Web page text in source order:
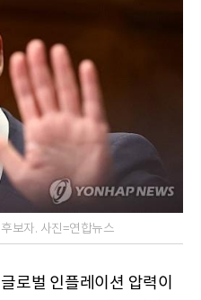
보자. 사진=연합뉴스
로벌 인플레이션 압력이